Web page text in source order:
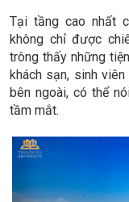
Tại tầng cao nhất
không chỉ được
trông thấy những
khách sạn, sinh
bên ngoài, có thể
tầm mắt.